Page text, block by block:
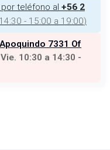
teléfono al +56 2
- 15:00 a 19:00)
Apoquindo 7331 Of
10:30 a 14:30 -